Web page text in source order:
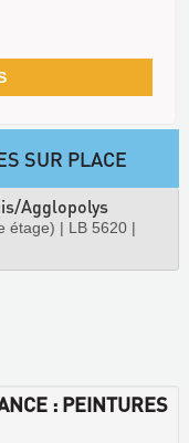
SUR PLACE
Agglopolys
étage) | LB 5620 |
: PEINTURES